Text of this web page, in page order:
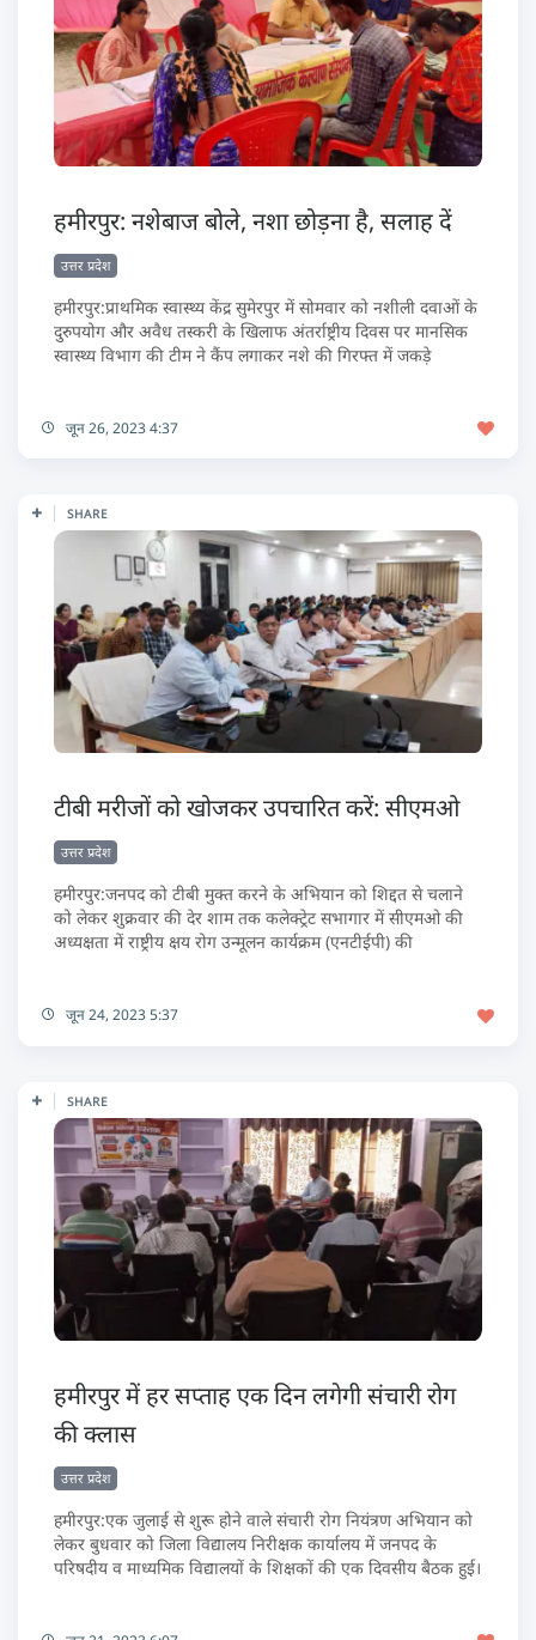
हमीरपुर: नशेबाज बोले, नशा छोड़ना है, सलाह दें
उत्तर प्रदेश
हमीरपुर:प्राथमिक स्वास्थ्य केंद्र सुमेरपुर में सोमवार को नशीली दवाओं के
दुरुपयोग और अवैध तस्करी के खिलाफ अंतर्राष्ट्रीय दिवस पर मानसिक
स्वास्थ्य विभाग की टीम ने कैंप लगाकर नशे की गिरफ्त में जकड़े
जून 26, 2023 4:37
SHARE
टीबी मरीजों को खोजकर उपचारित करें: सीएमओ
उत्तर प्रदेश
हमीरपुर:जनपद को टीबी मुक्त करने के अभियान को शिद्दत से चलाने
को लेकर शुक्रवार की देर शाम तक कलेक्ट्रेट सभागार में सीएमओ की
अध्यक्षता में राष्ट्रीय क्षय रोग उन्मूलन कार्यक्रम (एनटीईपी) की
जून 24, 2023 5:37
SHARE
हमीरपुर में हर सप्ताह एक दिन लगेगी संचारी रोग
की क्लास
उत्तर प्रदेश
हमीरपुर:एक जुलाई से शुरू होने वाले संचारी रोग नियंत्रण अभियान को
लेकर बुधवार को जिला विद्यालय निरीक्षक कार्यालय में जनपद के
परिषदीय व माध्यमिक विद्यालयों के शिक्षकों की एक दिवसीय बैठक हुई।